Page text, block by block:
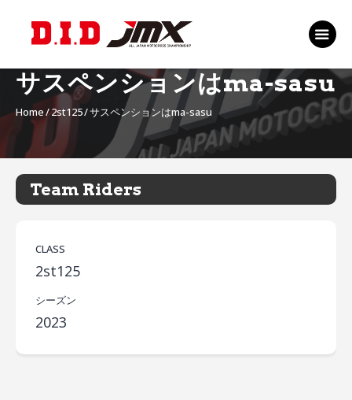
サスペンションはma-sasu
Home 2st125 サスペンションはma-sasu
TOP
RANKING 2026
RIDERS 2026
SPONSORS
TICKET
MSP Motosports
Team Riders
CLASS
2st125
シーズン
2023